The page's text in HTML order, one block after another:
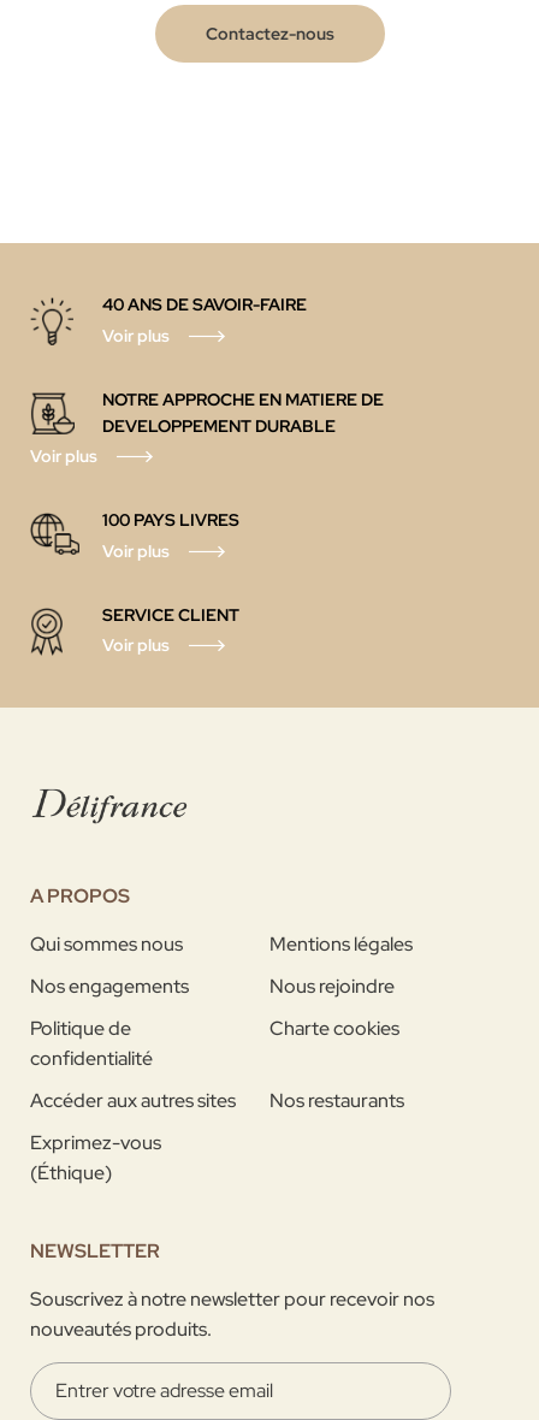
Contactez-nous
40 ANS DE SAVOIR-FAIRE
Voir plus
NOTRE APPROCHE EN MATIERE DE
DEVELOPPEMENT DURABLE
Voir plus
100 PAYS LIVRES
Voir plus
SERVICE CLIENT
Voir plus
A PROPOS
Qui sommes nous
Mentions légales
Nos engagements
Nous rejoindre
Politique de
confidentialité
Charte cookies
Accéder aux autres sites
Nos restaurants
Exprimez-vous
(Éthique)
NEWSLETTER
Souscrivez à notre newsletter pour recevoir nos
nouveautés produits.